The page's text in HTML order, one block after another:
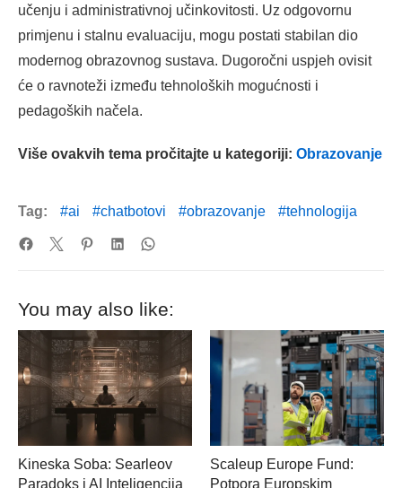
učenju i administrativnoj učinkovitosti. Uz odgovornu
primjenu i stalnu evaluaciju, mogu postati stabilan dio
modernog obrazovnog sustava. Dugoročni uspjeh ovisit
će o ravnoteži između tehnoloških mogućnosti i
pedagoških načela.
Više ovakvih tema pročitajte u kategoriji: Obrazovanje
Tag: ai chatbotovi obrazovanje tehnologija
You may also like:
Kineska Soba: Searleov
Paradoks i AI Inteligencija
Scaleup Europe Fund:
Potpora Europskim